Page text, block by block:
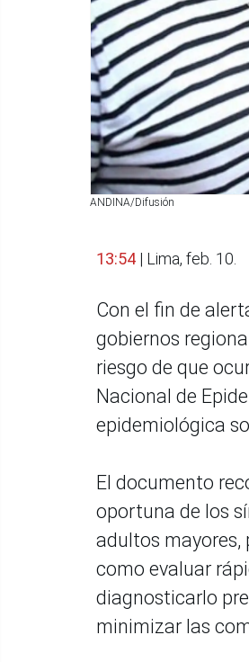
ANDINA/Difusión
13:54 | Lima, feb. 10.
Con el fin de
gobiernos
riesgo de que
Nacional de
epidemiológica
El documento
oportuna de los
adultos mayores,
como evaluar
diagnosticarlo
minimizar las